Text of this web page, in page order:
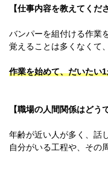
【仕事内容を教えてくだ
バンパーを組付ける作業
覚えることは多くなくて
作業を始めて、だいたい
【職場の人間関係はどう
年齢が近い人が多く、話
自分がいる工程や、その